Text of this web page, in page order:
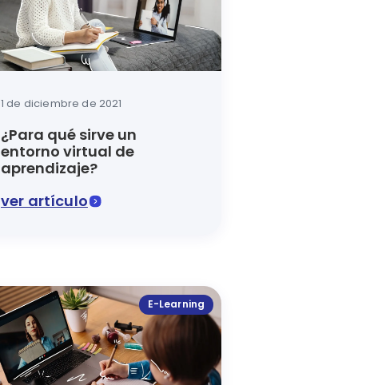
1 de diciembre de 2021
¿Para qué sirve un
entorno virtual de
aprendizaje?
ver artículo
E-Learning